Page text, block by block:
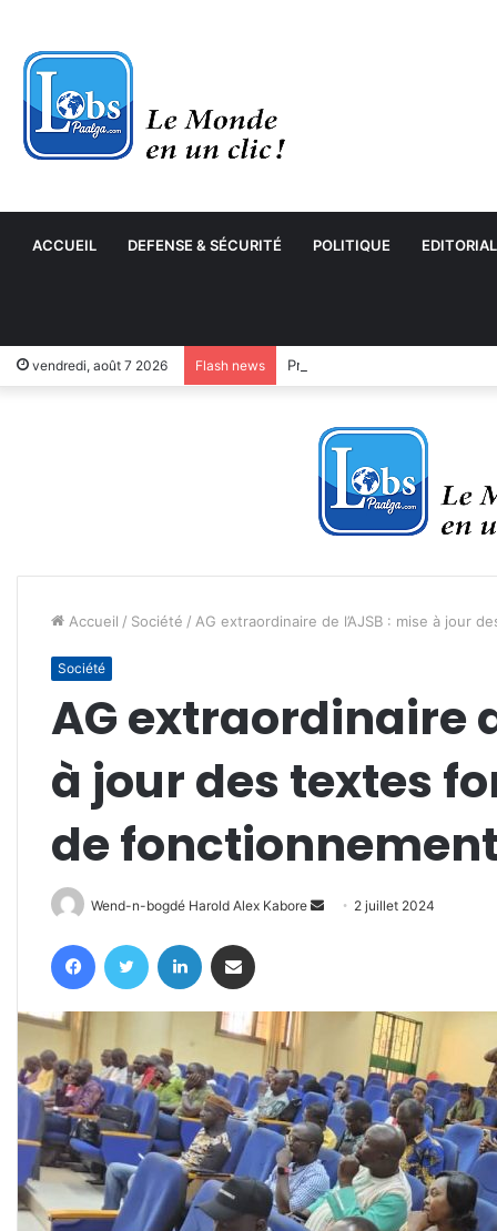
ACCUEIL DEFENSE & SÉCURITÉ POLITIQUE EDITORIAL
vendredi, août 7 2026 Flash news
Accueil / Société / AG extraordinaire de l’AJSB : mise à jour
Société
AG extraordinaire
à jour des textes
de
Wend-n-bogdé Harold Alex Kabore
Envoyer2 juillet 2024
FacebookTwitter Linkedin